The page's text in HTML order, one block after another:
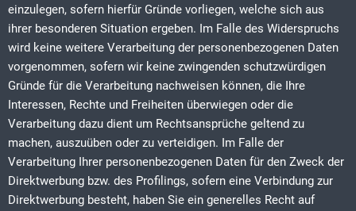
einzulegen, sofern hierfür Gründe vorliegen, welche sich aus
ihrer besonderen Situation ergeben. Im Falle des Widerspruchs
wird keine weitere Verarbeitung der personenbezogenen Daten
vorgenommen, sofern wir keine zwingenden schutzwürdigen
Gründe für die Verarbeitung nachweisen können, die Ihre
Interessen, Rechte und Freiheiten überwiegen oder die
Verarbeitung dazu dient um Rechtsansprüche geltend zu
machen, auszuüben oder zu verteidigen. Im Falle der
Verarbeitung Ihrer personenbezogenen Daten für den Zweck der
Direktwerbung bzw. des Profilings, sofern eine Verbindung zur
Direktwerbung besteht, haben Sie ein generelles Recht auf